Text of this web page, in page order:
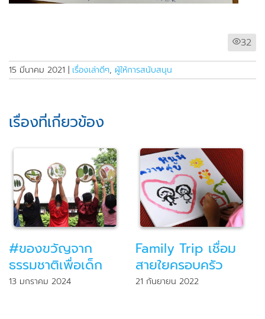
32
15 มีนาคม 2021 | เรื่องเล่าดีๆ, ผู้ให้การสนับสนุน
เรื่องที่เกี่ยวข้อง
#ของขวัญจาก
ธรรมชาติเพื่อเด็ก
13 มกราคม 2024
Family Trip เชื่อม
สายใยครอบครัว
21 กันยายน 2022